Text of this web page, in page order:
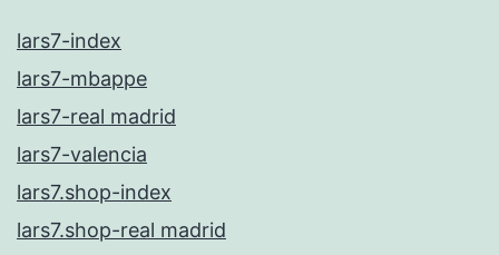
lars7-index
lars7-mbappe
lars7-real madrid
lars7-valencia
lars7.shop-index
lars7.shop-real madrid